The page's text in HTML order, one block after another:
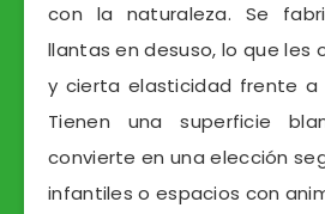
con la naturaleza. Se
llantas en desuso, lo que les
y cierta elasticidad frente a
Tienen una superficie
convierte en una elección
infantiles o espacios con